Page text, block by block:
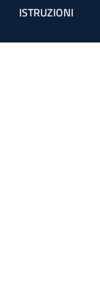
ISTRUZIONI